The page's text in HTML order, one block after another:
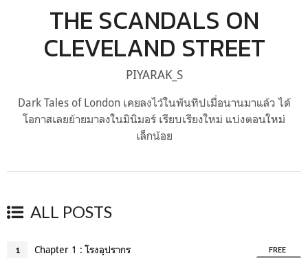
THE SCANDALS ON
CLEVELAND STREET
PIYARAK_S
Dark Tales of London เคยลงไว้ในพันทิปเมื่อนานมาแล้ว ได้
โอกาสเลยย้ายมาลงในมินิมอร์ เรียบเรียงใหม่ แบ่งตอนใหม่
เล็กน้อย
ALL POSTS
1 Chapter 1 : โรงอุปรากร
FREE